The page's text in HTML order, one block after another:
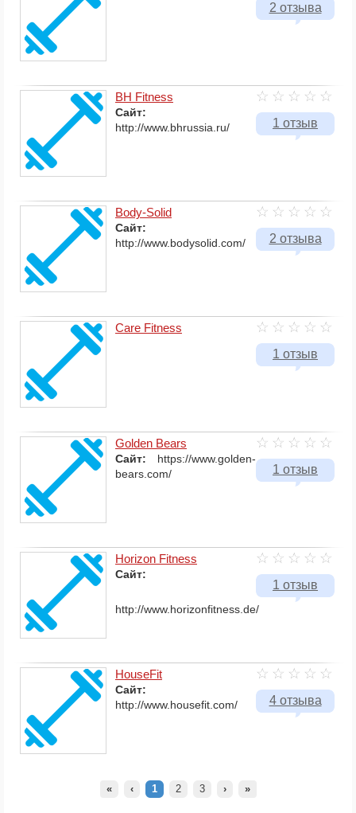
2 отзыва
1 отзыв
BH Fitness
Сайт:
http://www.bhrussia.ru/
2 отзыва
Body-Solid
Сайт:
http://www.bodysolid.com/
1 отзыв
Care Fitness
1 отзыв
Golden Bears
Сайт:
https://www.golden-
bears.com/
1 отзыв
Horizon Fitness
Сайт:
http://www.horizonfitness.de/
4 отзыва
HouseFit
Сайт:
http://www.housefit.com/
« ‹ 1 2 3 › »